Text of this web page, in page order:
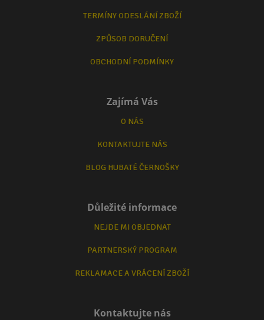
TERMÍNY ODESLÁNÍ ZBOŽÍ
ZPŮSOB DORUČENÍ
OBCHODNÍ PODMÍNKY
Zajímá Vás
O NÁS
KONTAKTUJTE NÁS
BLOG HUBATÉ ČERNOŠKY
Důležité informace
NEJDE MI OBJEDNAT
PARTNERSKÝ PROGRAM
REKLAMACE A VRÁCENÍ ZBOŽÍ
Kontaktujte nás